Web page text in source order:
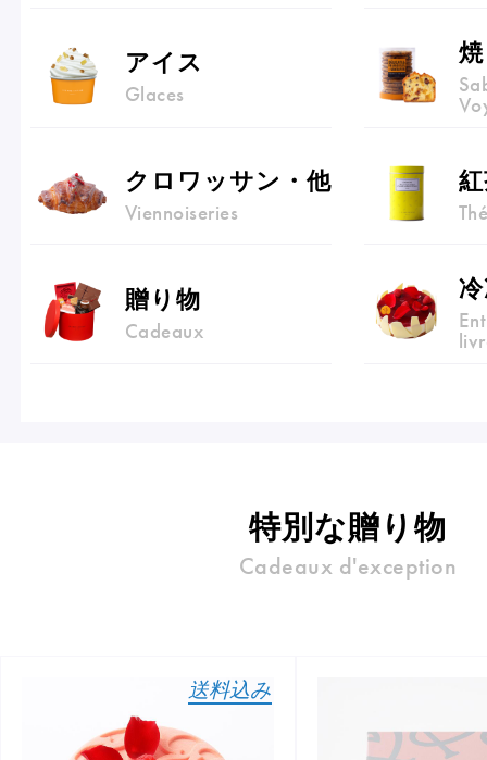
フルーツとヨーグルトのマカ
ロン
＜麻布台ヒ
催事出店の
ピエール・エルメ・パリ
国内ブティック一覧
アイス
Glaces
クロワッサン・他
Viennoiseries
贈り物
Cadeaux
特別な贈り物
Cadeaux d'exception
送料込み